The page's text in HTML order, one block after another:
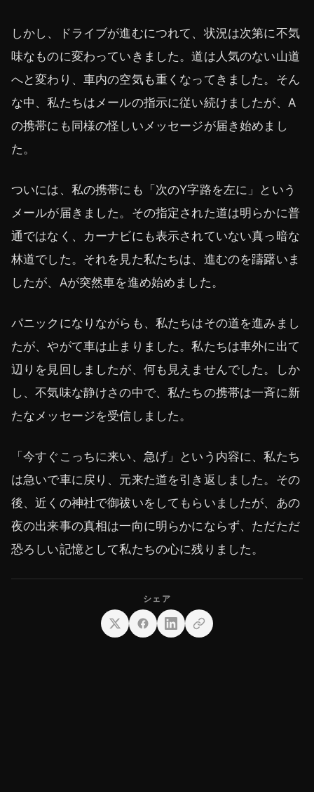
しかし、ドライブが進むにつれて、状況は次第に不気
味なものに変わっていきました。道は人気のない山道
へと変わり、車内の空気も重くなってきました。そん
な中、私たちはメールの指示に従い続けましたが、A
の携帯にも同様の怪しいメッセージが届き始めまし
た。
ついには、私の携帯にも「次のY字路を左に」という
メールが届きました。その指定された道は明らかに普
通ではなく、カーナビにも表示されていない真っ暗な
林道でした。それを見た私たちは、進むのを躊躇いま
したが、Aが突然車を進め始めました。
パニックになりながらも、私たちはその道を進みまし
たが、やがて車は止まりました。私たちは車外に出て
辺りを見回しましたが、何も見えませんでした。しか
し、不気味な静けさの中で、私たちの携帯は一斉に新
たなメッセージを受信しました。
「今すぐこっちに来い、急げ」という内容に、私たち
は急いで車に戻り、元来た道を引き返しました。その
後、近くの神社で御祓いをしてもらいましたが、あの
夜の出来事の真相は一向に明らかにならず、ただただ
恐ろしい記憶として私たちの心に残りました。